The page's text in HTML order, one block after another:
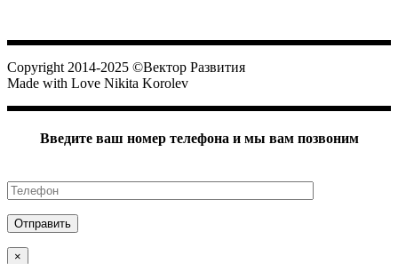
Copyright 2014-2025 ©Вектор Развития
Made with Love Nikita Korolev
Введите ваш номер телефона и мы вам позвоним
Отправить
×